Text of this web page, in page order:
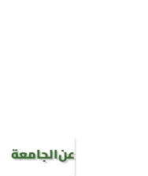
عن الجامعة